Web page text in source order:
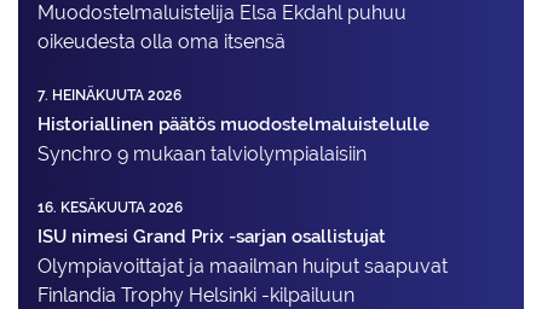
Muodostelma­luistelija Elsa Ekdahl puhuu
oikeudesta olla oma itsensä
7. HEINÄKUUTA 2026
Historiallinen päätös muodostelmaluistelulle
Synchro 9 mukaan talviolympialaisiin
16. KESÄKUUTA 2026
ISU nimesi Grand Prix -sarjan osallistujat
Olympiavoittajat ja maailman huiput saapuvat
Finlandia Trophy Helsinki -kilpailuun